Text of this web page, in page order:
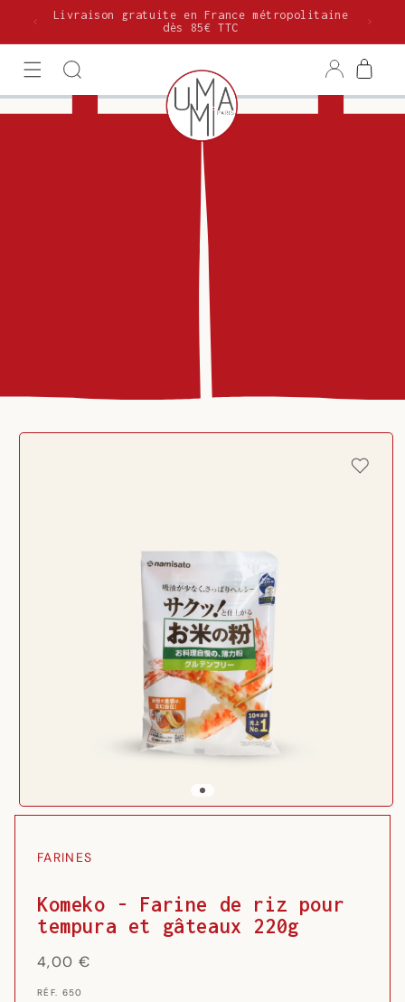
passerLivraison gratuite en France métropolitaine
dès 85€ TTC
ConnexionPanier
Passer aux
Ouvrir
une
fenêtre
modale
FARINES
Komeko - Farine de riz pour
tempura et gâteaux 220g
Prix
habituel
4,00 €
RÉF.
RÉF. 650